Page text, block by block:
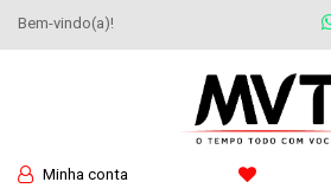
Bem-vindo(a)!
Minha conta